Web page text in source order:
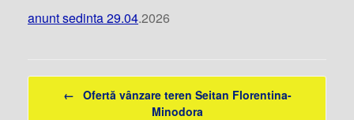
anunt sedinta 29.04.2026
Post navigation
← Ofertă vânzare teren Seitan Florentina-
Minodora